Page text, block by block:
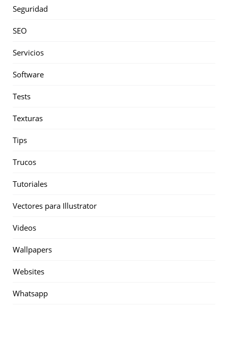
Seguridad
SEO
Servicios
Software
Tests
Texturas
Tips
Trucos
Tutoriales
Vectores para Illustrator
Videos
Wallpapers
Websites
Whatsapp